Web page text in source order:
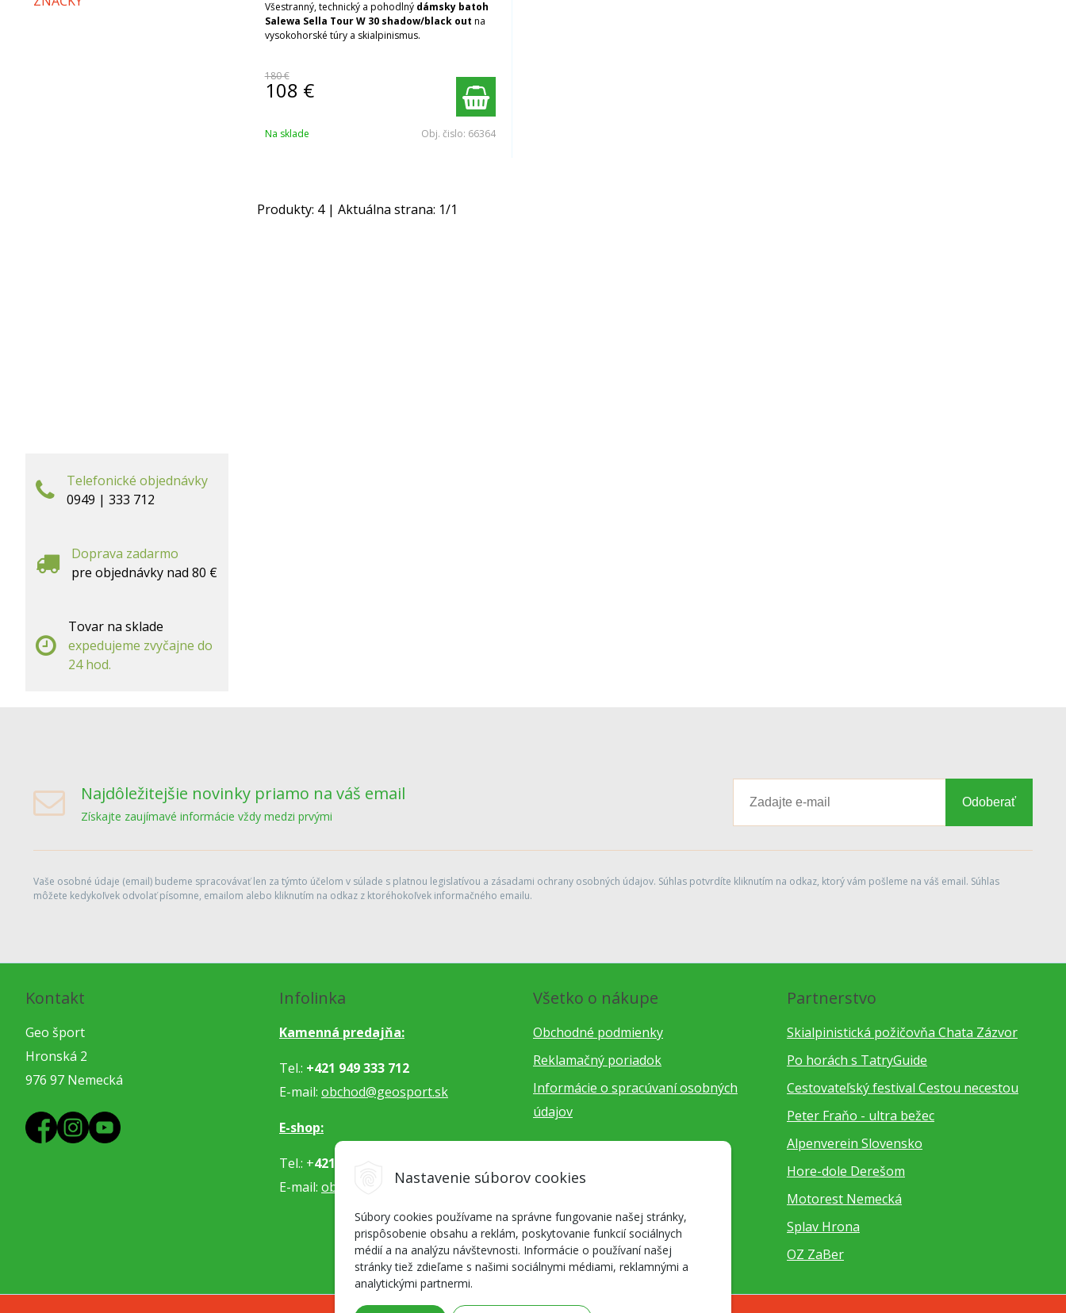
Nastavenie súborov cookies
Súbory cookies používame na správne fungovanie našej stránky,
prispôsobenie obsahu a reklám, poskytovanie funkcií sociálnych
médií a na analýzu návštevnosti. Informácie o používaní našej
stránky tiež zdieľame s našimi sociálnymi médiami, reklamnými a
analytickými partnermi.
Všestranný, technický a pohodlný dámsky batoh
Salewa Sella Tour W 30 shadow/black out na
vysokohorské túry a skialpinismus.
180 €
108 €
Na sklade Obj. čislo: 66364
Produkty: 4| Aktuálna strana: 1/1
Telefonické objednávky
0949 | 333 712
Doprava zadarmo
pre objednávky nad 80 €
Tovar na sklade
expedujeme zvyčajne do
24 hod.
Najdôležitejšie novinky priamo na váš email
Získajte zaujímavé informácie vždy medzi prvými
Odoberať
Vaše osobné údaje (email) budeme spracovávať len za týmto účelom v súlade s platnou legislatívou a zásadami ochrany osobných údajov. Súhlas potvrdíte kliknutím na odkaz, ktorý vám pošleme na váš email. Súhlas
môžete kedykoľvek odvolať písomne, emailom alebo kliknutím na odkaz z ktoréhokoľvek informačného emailu.
Kontakt
Geo šport
Hronská 2
976 97 Nemecká
Infolinka
Kamenná predajňa:
Tel.: +421 949 333 712
E-mail: obchod@geosport.sk
E-shop:
Tel.: +421 915 962 766
E-mail: objednavky@geosport.sk
Všetko o nákupe
Obchodné podmienky
Reklamačný poriadok
Informácie o spracúvaní osobných
údajov
Partnerstvo
Skialpinistická požičovňa Chata Zázvor
Po horách s TatryGuide
Cestovateľský festival Cestou necestou
Peter Fraňo - ultra bežec
Alpenverein Slovensko
Hore-dole Derešom
Motorest Nemecká
Splav Hrona
OZ ZaBer